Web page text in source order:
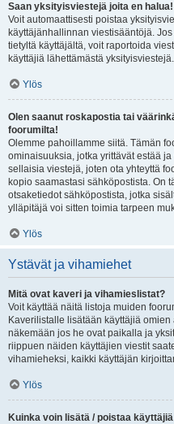
Saan yksityisviestejä joita en halua!
Voit automaattisesti poistaa
käyttäjänhallinnan viestisääntöjä.
tietyltä käyttäjältä, voit raportoida
käyttäjiä lähettämästä yksityisviestejä.
Ylös
Olen saanut roskapostia tai
foorumilta!
Olemme pahoillamme siitä. Tämän
ominaisuuksia, jotka yrittävät estää
sellaisia viestejä, joten ota yhteyttä
kopio saamastasi sähköpostista. On
otsaketiedot sähköpostista, jotka
ylläpitäjä voi sitten toimia tarpeen
Ylös
Ystävät ja vihamiehet
Mitä ovat kaveri ja vihamieslistat?
Voit käyttää näitä listoja muiden
Kaverilistalle lisätään käyttäjiä
näkemään jos he ovat paikalla ja
riippuen näiden käyttäjien viestit
vihamieheksi, kaikki käyttäjän
Ylös
Kuinka voin lisätä / poistaa